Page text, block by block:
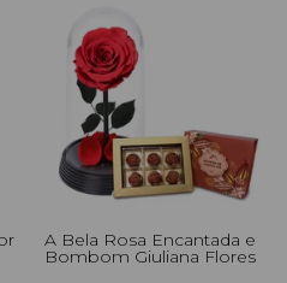
A Bela Rosa Encantada e
Bombom Giuliana Flores